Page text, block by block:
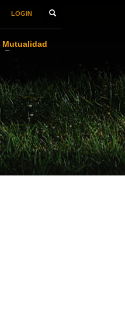
LOGIN
Mutualidad